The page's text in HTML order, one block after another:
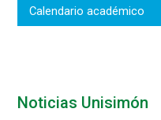
Calendario académico
Noticias Unisimón